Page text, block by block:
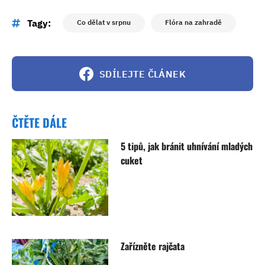
Tagy: Co dělat v srpnu Flóra na zahradě
SDÍLEJTE ČLÁNEK
ČTĚTE DÁLE
5 tipů, jak bránit uhnívání mladých
cuket
Zařízněte rajčata